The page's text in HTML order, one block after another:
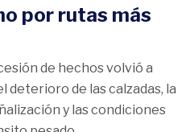
por rutas más
de hechos volvió a
deterioro de las calzadas, la
y las condiciones